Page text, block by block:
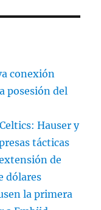
conexión
posesión del
Hauser y
tácticas
de
dólares
la primera